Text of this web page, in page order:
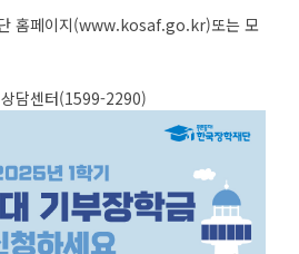
홈페이지(www.kosaf.go.kr)또는 모
담센터(1599-2290)